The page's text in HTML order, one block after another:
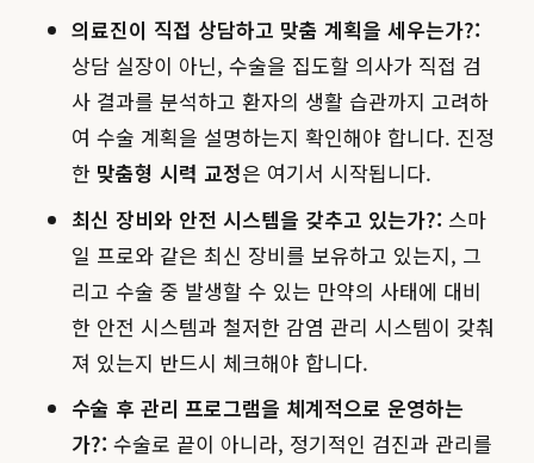
의료진이 직접 상담하고 맞춤 계획을 세우는가?:
상담 실장이 아닌, 수술을 집도할 의사가 직접 검
사 결과를 분석하고 환자의 생활 습관까지 고려하
여 수술 계획을 설명하는지 확인해야 합니다. 진정
한 맞춤형 시력 교정은 여기서 시작됩니다.
최신 장비와 안전 시스템을 갖추고 있는가?: 스마
일 프로와 같은 최신 장비를 보유하고 있는지, 그
리고 수술 중 발생할 수 있는 만약의 사태에 대비
한 안전 시스템과 철저한 감염 관리 시스템이 갖춰
져 있는지 반드시 체크해야 합니다.
수술 후 관리 프로그램을 체계적으로 운영하는
가?: 수술로 끝이 아니라, 정기적인 검진과 관리를